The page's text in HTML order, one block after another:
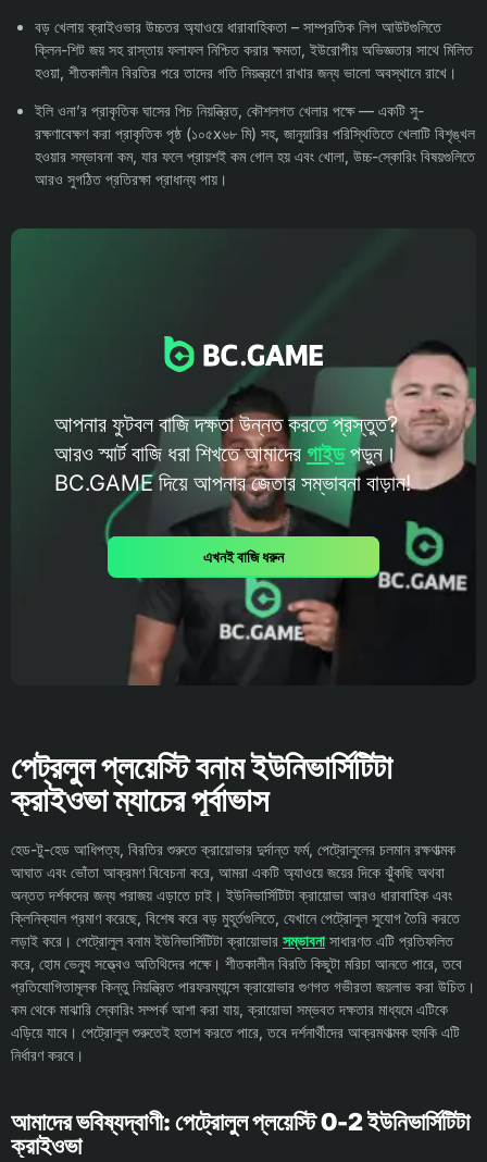
বড় খেলায় ক্রাইওভার উচ্চতর অ্যাওয়ে ধারাবাহিকতা – সাম্প্রতিক লিগ আউটগুলিতে
ক্লিন-শিট জয় সহ রাস্তায় ফলাফল নিশ্চিত করার ক্ষমতা, ইউরোপীয় অভিজ্ঞতার সাথে মিলিত
হওয়া, শীতকালীন বিরতির পরে তাদের গতি নিয়ন্ত্রণে রাখার জন্য ভালো অবস্থানে রাখে।
ইলি ওনা’র প্রাকৃতিক ঘাসের পিচ নিয়ন্ত্রিত, কৌশলগত খেলার পক্ষে — একটি সু-
রক্ষণাবেক্ষণ করা প্রাকৃতিক পৃষ্ঠ (১০৫x৬৮ মি) সহ, জানুয়ারির পরিস্থিতিতে খেলাটি বিশৃঙ্খল
হওয়ার সম্ভাবনা কম, যার ফলে প্রায়শই কম গোল হয় এবং খোলা, উচ্চ-স্কোরিং বিষয়গুলিতে
আরও সুগঠিত প্রতিরক্ষা প্রাধান্য পায়।
আপনার ফুটবল বাজি দক্ষতা উন্নত করতে প্রস্তুত?
আরও স্মার্ট বাজি ধরা শিখতে আমাদের গাইডপড়ুন।
BC.GAME দিয়ে আপনার জেতার সম্ভাবনা বাড়ান!
এখনই বাজি ধরুন
পেট্রলুল প্লয়েস্টি বনাম ইউনিভার্সিটিটা
ক্রাইওভা ম্যাচের পূর্বাভাস
হেড-টু-হেড আধিপত্য, বিরতির শুরুতে ক্রায়োভার দুর্দান্ত ফর্ম, পেট্রোলুলের চলমান রক্ষণাত্মক
আঘাত এবং ভোঁতা আক্রমণ বিবেচনা করে, আমরা একটি অ্যাওয়ে জয়ের দিকে ঝুঁকছি অথবা
অন্তত দর্শকদের জন্য পরাজয় এড়াতে চাই। ইউনিভার্সিটিটা ক্রায়োভা আরও ধারাবাহিক এবং
ক্লিনিক্যাল প্রমাণ করেছে, বিশেষ করে বড় মুহূর্তগুলিতে, যেখানে পেট্রোলুল সুযোগ তৈরি করতে
লড়াই করে। পেট্রোলুল বনাম ইউনিভার্সিটিটা ক্রায়োভার সম্ভাবনাসাধারণত এটি প্রতিফলিত
করে, হোম ভেন্যু সত্ত্বেও অতিথিদের পক্ষে। শীতকালীন বিরতি কিছুটা মরিচা আনতে পারে, তবে
প্রতিযোগিতামূলক কিন্তু নিয়ন্ত্রিত পারফরম্যান্সে ক্রায়োভার গুণগত গভীরতা জয়লাভ করা উচিত।
কম থেকে মাঝারি স্কোরিং সম্পর্ক আশা করা যায়, ক্রায়োভা সম্ভবত দক্ষতার মাধ্যমে এটিকে
এড়িয়ে যাবে। পেট্রোলুল শুরুতেই হতাশ করতে পারে, তবে দর্শনার্থীদের আক্রমণাত্মক হুমকি এটি
নির্ধারণ করবে।
আমাদের ভবিষ্যদ্বাণী: পেট্রোলুল প্লয়েস্টি 0-2 ইউনিভার্সিটিটা
ক্রাইওভা